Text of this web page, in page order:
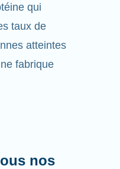
qui
taux de
atteintes
fabrique
nos